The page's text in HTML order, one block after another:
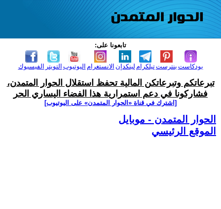
تابعونا على:
الفيسبوك التويتر اليوتيوب الانستغرام لينكدإن تيلكرامبنترست بودكاست
تبرعاتكم وتبرعاتكن المالية تحفظ استقلال الحوار المتمدن،
فشاركونا في دعم استمرارية هذا الفضاء اليساري الحر
[اشترك في قناة ‫«الحوار المتمدن» على اليوتيوب]
الحوار المتمدن - موبايل
الموقع الرئيسي